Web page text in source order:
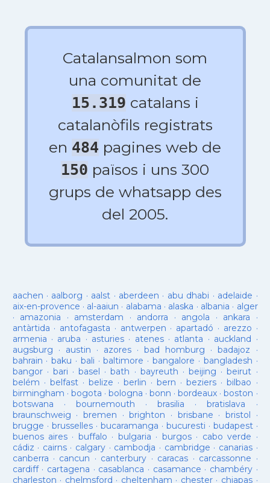
Catalansalmon som
una comunitat de
15.319 catalans i
catalanòfils registrats
en 484 pagines web de
150 països i uns 300
grups de whatsapp des
del 2005.
aachen · aalborg · aalst · aberdeen · abu dhabi · adelaide ·
aix-en-provence · al-aaiun · alabama · alaska · albania · alger
· amazonia · amsterdam · andorra · angola · ankara ·
antàrtida · antofagasta · antwerpen · apartadó · arezzo ·
armenia · aruba · asturies· atenes· atlanta · auckland ·
augsburg · austin · azores·bad homburg ·badajoz ·
bahrain ·baku · bali ·baltimore ·bangalore · bangladesh ·
bangor· bari ·basel ·bath · bayreuth ·beijing ·beirut ·
belém · belfast· belize · berlin ·bern ·beziers ·bilbao ·
birmingham · bogota · bologna ·bonn ·bordeaux ·boston ·
botswana · bournemouth ·brasilia ·bratislava ·
braunschweig · bremen ·brighton · brisbane · bristol ·
brugge · brusselles· bucaramanga · bucuresti · budapest·
buenos aires· buffalo · bulgaria · burgos· cabo verde ·
cádiz · cairns· calgary · cambodja · cambridge · canarias·
canberra · cancun · canterbury · caracas · carcassonne ·
cardiff· cartagena · casablanca · casamance · chambéry·
charleston · chelmsford · cheltenham · chester· chiapas ·